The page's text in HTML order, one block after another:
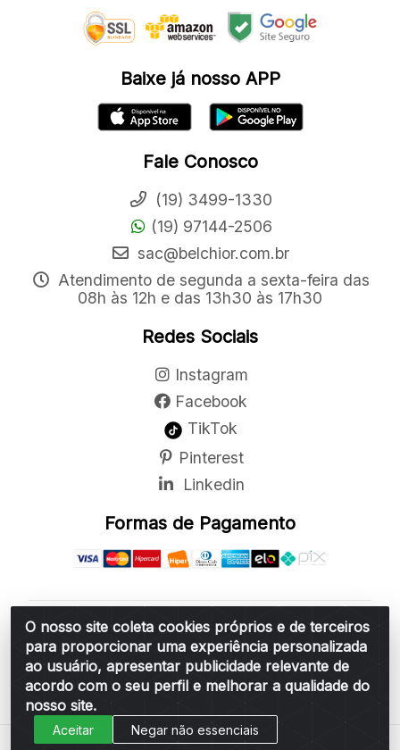
O nosso site coleta cookies próprios e de terceiros
para proporcionar uma experiência personalizada
ao usuário, apresentar publicidade relevante de
acordo com o seu perfil e melhorar a qualidade do
nosso site.
Aceitar Negar não essenciais
Baixe já nosso APP
Fale Conosco
(19) 3499-1330
(19) 97144-2506
sac@belchior.com.br
Atendimento de segunda a sexta-feira das
08h às 12h e das 13h30 às 17h30
Redes Sociais
Instagram
Facebook
TikTok
Pinterest
Linkedin
Formas de Pagamento
Belchior Cortinas e Acessórios LTDA - R: Rua
Vereador Sérgio Leopoldino Alves, 876 - Santa
Bárbara d'Oeste/SP - CEP 13.456-166 - CNPJ
06.314.073/0001-34